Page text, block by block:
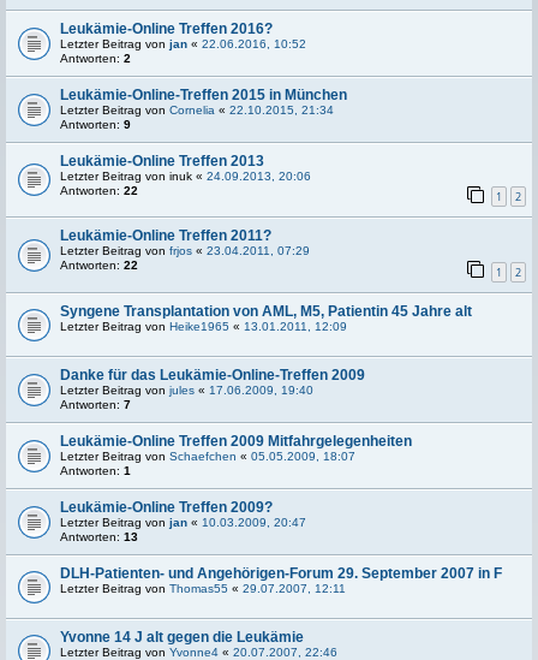
Leukämie-Online Treffen 2016?
Letzter Beitrag von jan « 22.06.2016, 10:52
Antworten: 2
Leukämie-Online-Treffen 2015 in München
Letzter Beitrag von Cornelia « 22.10.2015, 21:34
Antworten: 9
Leukämie-Online Treffen 2013
Letzter Beitrag von inuk « 24.09.2013, 20:06
Antworten: 22 1 2
Leukämie-Online Treffen 2011?
Letzter Beitrag von frjos « 23.04.2011, 07:29
Antworten: 22 1 2
Syngene Transplantation von AML, M5, Patientin 45 Jahre alt
Letzter Beitrag von Heike1965 « 13.01.2011, 12:09
Danke für das Leukämie-Online-Treffen 2009
Letzter Beitrag von jules « 17.06.2009, 19:40
Antworten: 7
Leukämie-Online Treffen 2009 Mitfahrgelegenheiten
Letzter Beitrag von Schaefchen « 05.05.2009, 18:07
Antworten: 1
Leukämie-Online Treffen 2009?
Letzter Beitrag von jan « 10.03.2009, 20:47
Antworten: 13
DLH-Patienten- und Angehörigen-Forum 29. September 2007 in F
Letzter Beitrag von Thomas55 « 29.07.2007, 12:11
Yvonne 14 J alt gegen die Leukämie
Letzter Beitrag von Yvonne4 « 20.07.2007, 22:46